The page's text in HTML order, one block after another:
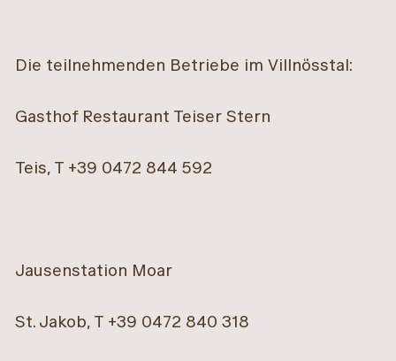
Die teilnehmenden Betriebe im Villnösstal:
Gasthof Restaurant Teiser Stern
Teis, T +39 0472 844 592
Jausenstation Moar
St. Jakob, T +39 0472 840 318